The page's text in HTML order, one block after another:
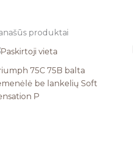
produktai
75C 75B balta
be lankelių Soft
P